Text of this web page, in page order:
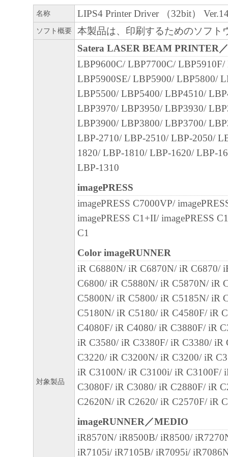
CANON'S LICENSORS WARRANT THAT
CONTAINED IN THE SOFTWARE WILL
REQUIREMENTS OR THAT THE
SOFTWARE WILL BE UNINTERRUPTED
[NO LIABILITY FOR DAMAGES] IN NO
EITHER CANON, CANON'S
AFFILIATES, THEIR DISTRIBUTORS
CANON'S LICENSORS BE LIABLE FOR
WHATSOEVER (INCLUDING WITHOUT
OS S OF BUSINESS PROFITS, L OS S OF
INFORMATION, L OS S OF BUSINESS
OTHER COMPENSATORY, INCIDENTAL
CONSEQUENTIAL DAMAGES) ARISING
SOFTWARE, USE THEREOF OR
SOFTWARE EVEN IF EITHER CANON,
DEALERS OR CANON'S LICENSORS
ADVISED OF THE P OS SIBILITY OF
SOME STATES OR LEGAL
ALLOW THE LIMITATION OR
FOR INCIDENTAL OR CONSEQUENTIAL
PERSONAL INJURY OR DEATH
NEGLIGENCE ON THE PART OF
LIMITATION OR EXCLUSION MAY NOT
[RELEASE OF LIABILITY] TO THE FULL
PERMITTED BY APPLICABLE LAW, YOU
RELEASE CANON, CANON'S
AFFILIATES, THEIR DISTRIBUTORS,
CANON'S LICENSORS FROM ANY AND
ARISING FROM OR RELATED TO ALL
名称 LIPS4 Printer Driver （32bit）
ソフト概要 本製品は、印刷するためのソフト
対象製品
Satera LASER BEAM PRINTER
LBP9600C/ LBP7700C/ LBP5910F/
LBP5900SE/ LBP5900/ LBP5800/
LBP5500/ LBP5400/ LBP4510/
LBP3970/ LBP3950/ LBP3930/
LBP3900/ LBP3800/ LBP3700/
LBP-2710/ LBP-2510/ LBP-2050/
1820/ LBP-1810/ LBP-1620/ LBP-
LBP-1310
imagePRESS
imagePRESS C7000VP/
imagePRESS C1+II/ imagePRESS
C1
Color imageRUNNER
iR C6880N/ iR C6870N/ iR C6870/
C6800/ iR C5880N/ iR C5870N/ iR
C5800N/ iR C5800/ iR C5185N/ iR
C5180N/ iR C5180/ iR C4580F/ iR
C4080F/ iR C4080/ iR C3880F/ iR
iR C3580/ iR C3380F/ iR C3380/ iR
C3220/ iR C3200N/ iR C3200/ iR
iR C3100N/ iR C3100i/ iR C3100F/
C3080F/ iR C3080/ iR C2880F/ iR
C2620N/ iR C2620/ iR C2570F/ iR
imageRUNNER／MEDIO
iR8570N/ iR8500B/ iR8500/
iR7105i/ iR7105B/ iR7095i/